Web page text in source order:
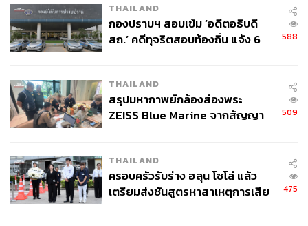
THAILAND
กองปราบฯ สอบเข้ม ‘อดีตอธิบดี
สถ.’ คดีทุจริตสอบท้องถิ่น แจ้ง 6
588
THAILAND
สรุปมหากาพย์กล้องส่องพระ
ZEISS Blue Marine จากสัญญา
จ่ายหนี้-แอบระบุแบรนด์
509
THAILAND
ครอบครัวรับร่าง ฮลุน โซโล่ แล้ว
เตรียมส่งชันสูตรหาสาเหตุการเสีย
475